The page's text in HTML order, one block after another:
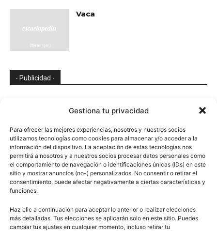
Gestiona tu privacidad
Para ofrecer las mejores experiencias, nosotros y nuestros socios
utilizamos tecnologías como cookies para almacenar y/o acceder a la
información del dispositivo. La aceptación de estas tecnologías nos
permitirá a nosotros y a nuestros socios procesar datos personales como
el comportamiento de navegación o identificaciones únicas (IDs) en este
sitio y mostrar anuncios (no-) personalizados. No consentir o retirar el
consentimiento, puede afectar negativamente a ciertas características y
funciones.
Haz clic a continuación para aceptar lo anterior o realizar elecciones
más detalladas. Tus elecciones se aplicarán solo en este sitio. Puedes
cambiar tus ajustes en cualquier momento, incluso retirar tu
Vaca
- Publicidad -